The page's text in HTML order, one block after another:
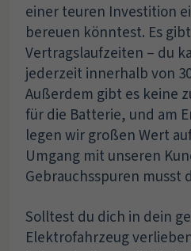
einer teuren Investition
bereuen könntest. Es
Vertragslaufzeiten – du
jederzeit innerhalb von
Außerdem gibt es keine
für die Batterie, und am
legen wir großen Wert
Umgang mit unseren
Gebrauchsspuren musst
Solltest du dich in dein
Elektrofahrzeug